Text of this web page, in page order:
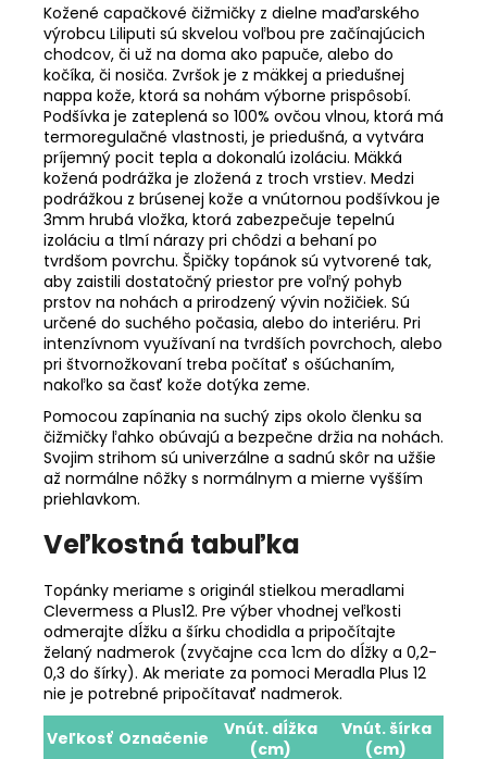
Kožené capačkové čižmičky z dielne maďarského
výrobcu Liliputi sú skvelou voľbou pre začínajúcich
chodcov, či už na doma ako papuče, alebo do
kočíka, či nosiča. Zvršok je z mäkkej a priedušnej
nappa kože, ktorá sa nohám výborne prispôsobí.
Podšívka je zateplená so 100% ovčou vlnou, ktorá má
termoregulačné vlastnosti, je priedušná, a vytvára
príjemný pocit tepla a dokonalú izoláciu. Mäkká
kožená podrážka je zložená z troch vrstiev. Medzi
podrážkou z brúsenej kože a vnútornou podšívkou je
3mm hrubá vložka, ktorá zabezpečuje tepelnú
izoláciu a tlmí nárazy pri chôdzi a behaní po
tvrdšom povrchu. Špičky topánok sú vytvorené tak,
aby zaistili dostatočný priestor pre voľný pohyb
prstov na nohách a prirodzený vývin nožičiek. Sú
určené do suchého počasia, alebo do interiéru. Pri
intenzívnom využívaní na tvrdších povrchoch, alebo
pri štvornožkovaní treba počítať s ošúchaním,
nakoľko sa časť kože dotýka zeme.
Pomocou zapínania na suchý zips okolo členku sa
čižmičky ľahko obúvajú a bezpečne držia na nohách.
Svojim strihom sú univerzálne a sadnú skôr na užšie
až normálne nôžky s normálnym a mierne vyšším
priehlavkom.
Veľkostná tabuľka
Topánky meriame s originál stielkou meradlami
Clevermess a Plus12. Pre výber vhodnej veľkosti
odmerajte dĺžku a šírku chodidla a pripočítajte
želaný nadmerok (zvyčajne cca 1cm do dĺžky a 0,2-
0,3 do šírky). Ak meriate za pomoci Meradla Plus 12
nie je potrebné pripočítavať nadmerok.
Veľkosť Označenie
Vnút. dĺžka
(cm)
Vnút. šírka
(cm)